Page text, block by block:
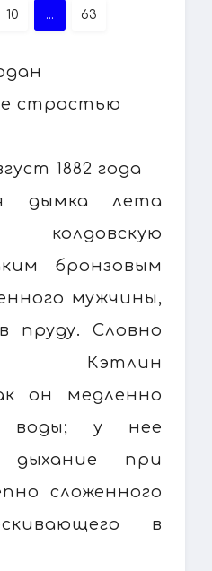
10 ... 63
страстью
1882 года
дымка лета
колдовскую
бронзовым
мужчины,
пруду. Словно
Кэтлин
он медленно
воды; у нее
дыхание при
сложенного
в